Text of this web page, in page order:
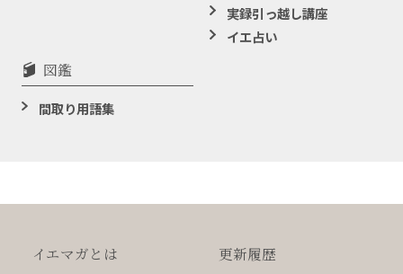
実録引っ越し講座
イエ占い
図鑑
間取り用語集
イエマガとは 更新履歴